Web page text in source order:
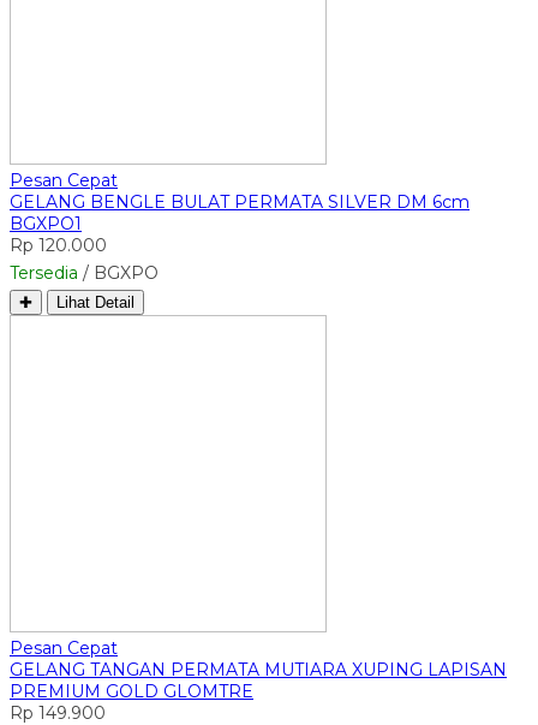
Pesan Cepat
GELANG BENGLE BULAT PERMATA SILVER DM 6cm
BGXPO1
Rp 120.000
Tersedia / BGXPO
✚ Lihat Detail
Pesan Cepat
GELANG TANGAN PERMATA MUTIARA XUPING LAPISAN
PREMIUM GOLD GLOMTRE
Rp 149.900